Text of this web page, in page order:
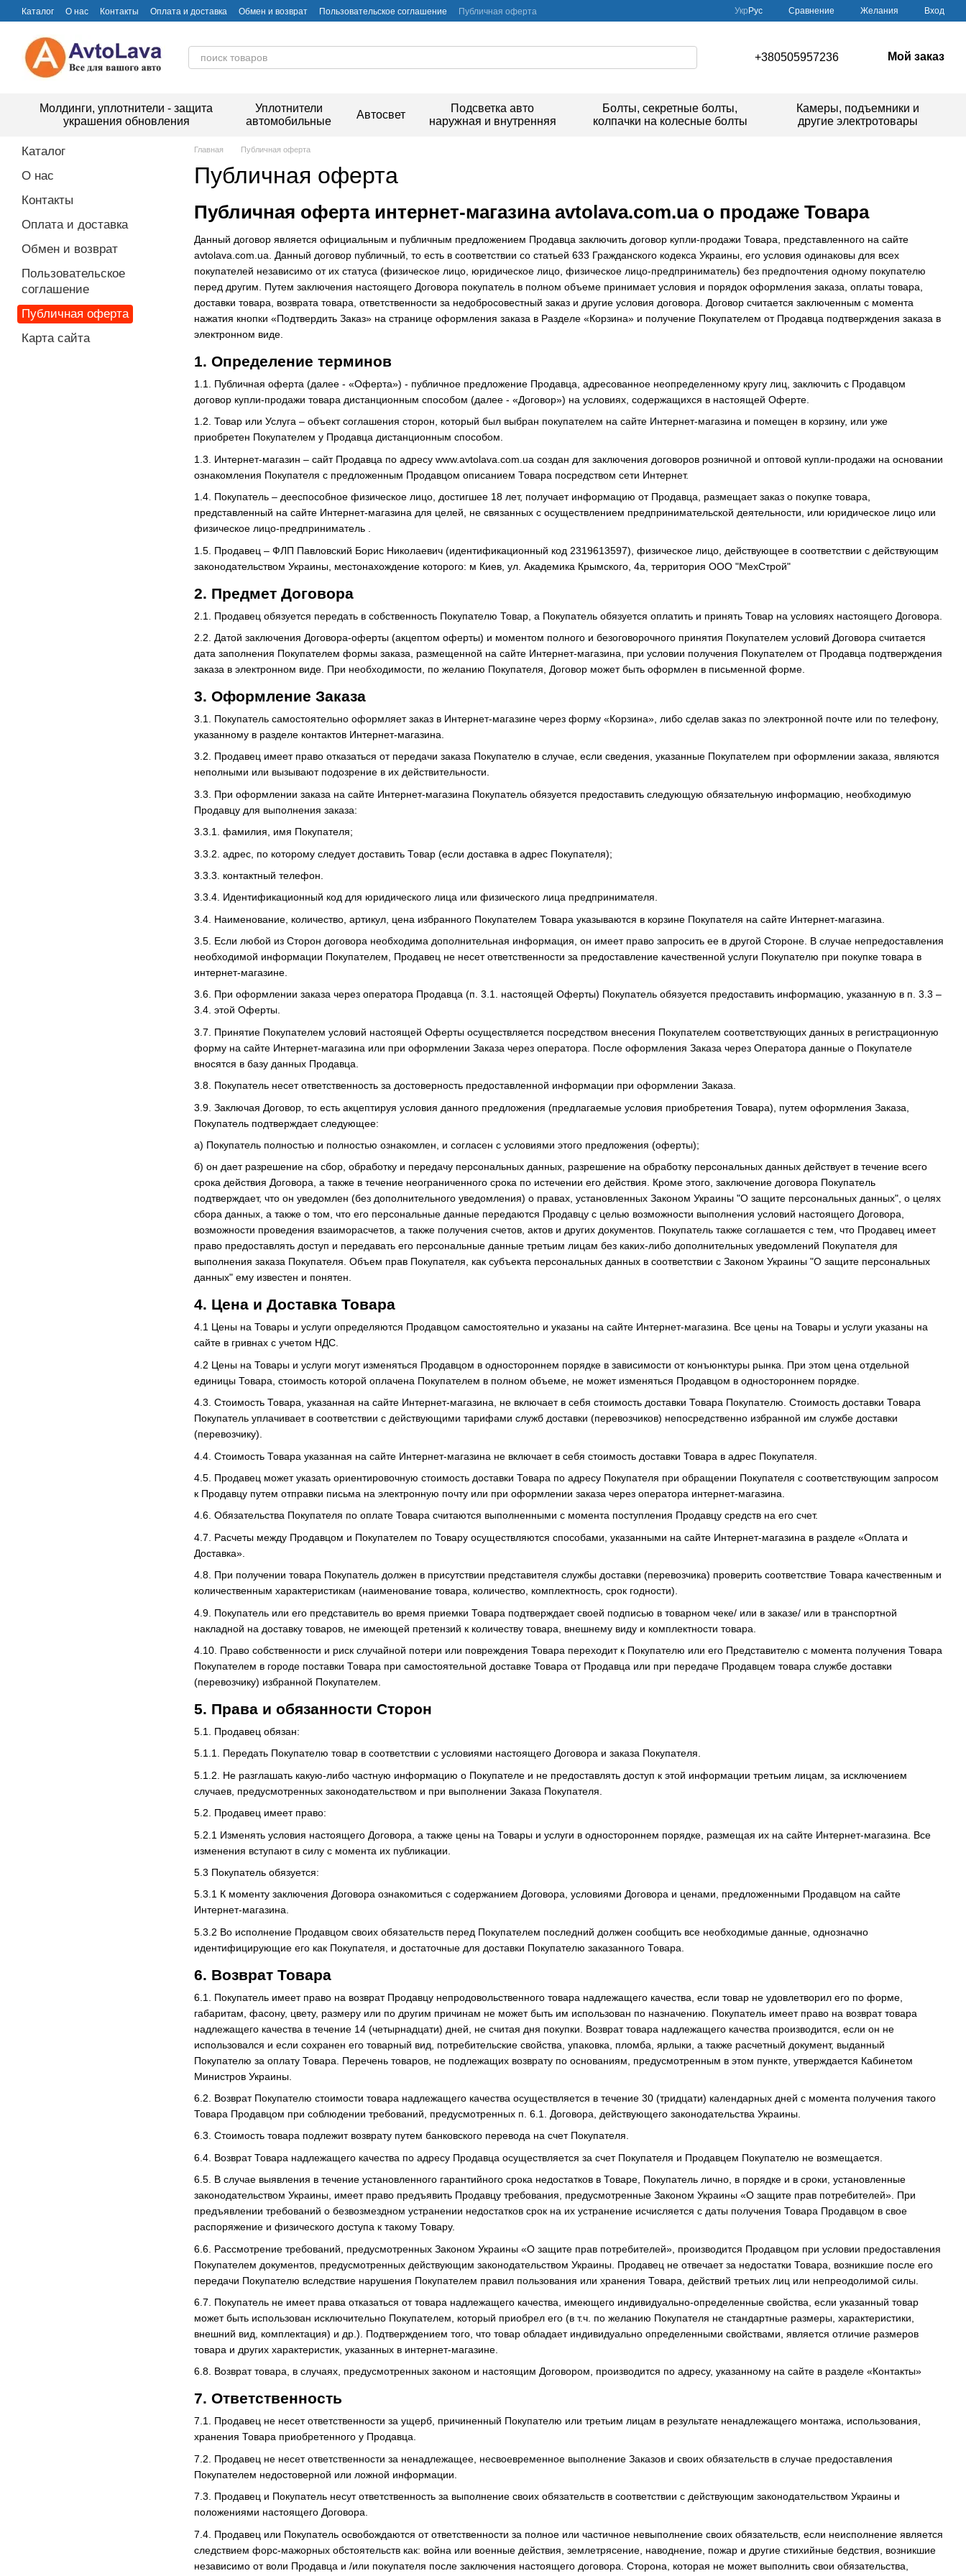
Перейти к основному контенту
Каталог О нас Контакты Оплата и доставка Обмен и возврат Пользовательское соглашение Публичная оферта Укр Рус Сравнение Желания Вход
+380505957236 Мой заказ
Молдинги, уплотнители - защита
украшения обновления
Уплотнители
автомобильные
Автосвет
Подсветка авто
наружная и внутренняя
Болты, секретные болты,
колпачки на колесные болты
Камеры, подъемники и
другие электротовары
Главная Публичная оферта
Публичная оферта
Публичная оферта интернет-магазина avtolava.com.ua о продаже Товара
Данный договор является официальным и публичным предложением Продавца заключить договор купли-продажи Товара, представленного на сайте
avtolava.com.ua. Данный договор публичный, то есть в соответствии со статьей 633 Гражданского кодекса Украины, его условия одинаковы для всех
покупателей независимо от их статуса (физическое лицо, юридическое лицо, физическое лицо-предприниматель) без предпочтения одному покупателю
перед другим. Путем заключения настоящего Договора покупатель в полном объеме принимает условия и порядок оформления заказа, оплаты товара,
доставки товара, возврата товара, ответственности за недобросовестный заказ и другие условия договора. Договор считается заключенным с момента
нажатия кнопки «Подтвердить Заказ» на странице оформления заказа в Разделе «Корзина» и получение Покупателем от Продавца подтверждения заказа в
электронном виде.
1. Определение терминов
1.1. Публичная оферта (далее - «Оферта») - публичное предложение Продавца, адресованное неопределенному кругу лиц, заключить с Продавцом
договор купли-продажи товара дистанционным способом (далее - «Договор») на условиях, содержащихся в настоящей Оферте.
1.2. Товар или Услуга – объект соглашения сторон, который был выбран покупателем на сайте Интернет-магазина и помещен в корзину, или уже
приобретен Покупателем у Продавца дистанционным способом.
1.3. Интернет-магазин – сайт Продавца по адресу www.avtolava.com.ua создан для заключения договоров розничной и оптовой купли-продажи на основании
ознакомления Покупателя с предложенным Продавцом описанием Товара посредством сети Интернет.
1.4. Покупатель – дееспособное физическое лицо, достигшее 18 лет, получает информацию от Продавца, размещает заказ о покупке товара,
представленный на сайте Интернет-магазина для целей, не связанных с осуществлением предпринимательской деятельности, или юридическое лицо или
физическое лицо-предприниматель .
1.5. Продавец – ФЛП Павловский Борис Николаевич (идентификационный код 2319613597), физическое лицо, действующее в соответствии с действующим
законодательством Украины, местонахождение которого: м Киев, ул. Академика Крымского, 4а, территория ООО "МехСтрой"
2. Предмет Договора
2.1. Продавец обязуется передать в собственность Покупателю Товар, а Покупатель обязуется оплатить и принять Товар на условиях настоящего Договора.
2.2. Датой заключения Договора-оферты (акцептом оферты) и моментом полного и безоговорочного принятия Покупателем условий Договора считается
дата заполнения Покупателем формы заказа, размещенной на сайте Интернет-магазина, при условии получения Покупателем от Продавца подтверждения
заказа в электронном виде. При необходимости, по желанию Покупателя, Договор может быть оформлен в письменной форме.
3. Оформление Заказа
3.1. Покупатель самостоятельно оформляет заказ в Интернет-магазине через форму «Корзина», либо сделав заказ по электронной почте или по телефону,
указанному в разделе контактов Интернет-магазина.
3.2. Продавец имеет право отказаться от передачи заказа Покупателю в случае, если сведения, указанные Покупателем при оформлении заказа, являются
неполными или вызывают подозрение в их действительности.
3.3. При оформлении заказа на сайте Интернет-магазина Покупатель обязуется предоставить следующую обязательную информацию, необходимую
Продавцу для выполнения заказа:
3.3.1. фамилия, имя Покупателя;
3.3.2. адрес, по которому следует доставить Товар (если доставка в адрес Покупателя);
3.3.3. контактный телефон.
3.3.4. Идентификационный код для юридического лица или физического лица предпринимателя.
3.4. Наименование, количество, артикул, цена избранного Покупателем Товара указываются в корзине Покупателя на сайте Интернет-магазина.
3.5. Если любой из Сторон договора необходима дополнительная информация, он имеет право запросить ее в другой Стороне. В случае непредоставления
необходимой информации Покупателем, Продавец не несет ответственности за предоставление качественной услуги Покупателю при покупке товара в
интернет-магазине.
3.6. При оформлении заказа через оператора Продавца (п. 3.1. настоящей Оферты) Покупатель обязуется предоставить информацию, указанную в п. 3.3 –
3.4. этой Оферты.
3.7. Принятие Покупателем условий настоящей Оферты осуществляется посредством внесения Покупателем соответствующих данных в регистрационную
форму на сайте Интернет-магазина или при оформлении Заказа через оператора. После оформления Заказа через Оператора данные о Покупателе
вносятся в базу данных Продавца.
3.8. Покупатель несет ответственность за достоверность предоставленной информации при оформлении Заказа.
3.9. Заключая Договор, то есть акцептируя условия данного предложения (предлагаемые условия приобретения Товара), путем оформления Заказа,
Покупатель подтверждает следующее:
а) Покупатель полностью и полностью ознакомлен, и согласен с условиями этого предложения (оферты);
б) он дает разрешение на сбор, обработку и передачу персональных данных, разрешение на обработку персональных данных действует в течение всего
срока действия Договора, а также в течение неограниченного срока по истечении его действия. Кроме этого, заключение договора Покупатель
подтверждает, что он уведомлен (без дополнительного уведомления) о правах, установленных Законом Украины "О защите персональных данных", о целях
сбора данных, а также о том, что его персональные данные передаются Продавцу с целью возможности выполнения условий настоящего Договора,
возможности проведения взаиморасчетов, а также получения счетов, актов и других документов. Покупатель также соглашается с тем, что Продавец имеет
право предоставлять доступ и передавать его персональные данные третьим лицам без каких-либо дополнительных уведомлений Покупателя для
выполнения заказа Покупателя. Объем прав Покупателя, как субъекта персональных данных в соответствии с Законом Украины "О защите персональных
данных" ему известен и понятен.
4. Цена и Доставка Товара
4.1 Цены на Товары и услуги определяются Продавцом самостоятельно и указаны на сайте Интернет-магазина. Все цены на Товары и услуги указаны на
сайте в гривнах с учетом НДС.
4.2 Цены на Товары и услуги могут изменяться Продавцом в одностороннем порядке в зависимости от конъюнктуры рынка. При этом цена отдельной
единицы Товара, стоимость которой оплачена Покупателем в полном объеме, не может изменяться Продавцом в одностороннем порядке.
4.3. Стоимость Товара, указанная на сайте Интернет-магазина, не включает в себя стоимость доставки Товара Покупателю. Стоимость доставки Товара
Покупатель уплачивает в соответствии с действующими тарифами служб доставки (перевозчиков) непосредственно избранной им службе доставки
(перевозчику).
4.4. Стоимость Товара указанная на сайте Интернет-магазина не включает в себя стоимость доставки Товара в адрес Покупателя.
4.5. Продавец может указать ориентировочную стоимость доставки Товара по адресу Покупателя при обращении Покупателя с соответствующим запросом
к Продавцу путем отправки письма на электронную почту или при оформлении заказа через оператора интернет-магазина.
4.6. Обязательства Покупателя по оплате Товара считаются выполненными с момента поступления Продавцу средств на его счет.
4.7. Расчеты между Продавцом и Покупателем по Товару осуществляются способами, указанными на сайте Интернет-магазина в разделе «Оплата и
Доставка».
4.8. При получении товара Покупатель должен в присутствии представителя службы доставки (перевозчика) проверить соответствие Товара качественным и
количественным характеристикам (наименование товара, количество, комплектность, срок годности).
4.9. Покупатель или его представитель во время приемки Товара подтверждает своей подписью в товарном чеке/ или в заказе/ или в транспортной
накладной на доставку товаров, не имеющей претензий к количеству товара, внешнему виду и комплектности товара.
4.10. Право собственности и риск случайной потери или повреждения Товара переходит к Покупателю или его Представителю с момента получения Товара
Покупателем в городе поставки Товара при самостоятельной доставке Товара от Продавца или при передаче Продавцем товара службе доставки
(перевозчику) избранной Покупателем.
5. Права и обязанности Сторон
5.1. Продавец обязан:
5.1.1. Передать Покупателю товар в соответствии с условиями настоящего Договора и заказа Покупателя.
5.1.2. Не разглашать какую-либо частную информацию о Покупателе и не предоставлять доступ к этой информации третьим лицам, за исключением
случаев, предусмотренных законодательством и при выполнении Заказа Покупателя.
5.2. Продавец имеет право:
5.2.1 Изменять условия настоящего Договора, а также цены на Товары и услуги в одностороннем порядке, размещая их на сайте Интернет-магазина. Все
изменения вступают в силу с момента их публикации.
5.3 Покупатель обязуется:
5.3.1 К моменту заключения Договора ознакомиться с содержанием Договора, условиями Договора и ценами, предложенными Продавцом на сайте
Интернет-магазина.
5.3.2 Во исполнение Продавцом своих обязательств перед Покупателем последний должен сообщить все необходимые данные, однозначно
идентифицирующие его как Покупателя, и достаточные для доставки Покупателю заказанного Товара.
6. Возврат Товара
6.1. Покупатель имеет право на возврат Продавцу непродовольственного товара надлежащего качества, если товар не удовлетворил его по форме,
габаритам, фасону, цвету, размеру или по другим причинам не может быть им использован по назначению. Покупатель имеет право на возврат товара
надлежащего качества в течение 14 (четырнадцати) дней, не считая дня покупки. Возврат товара надлежащего качества производится, если он не
использовался и если сохранен его товарный вид, потребительские свойства, упаковка, пломба, ярлыки, а также расчетный документ, выданный
Покупателю за оплату Товара. Перечень товаров, не подлежащих возврату по основаниям, предусмотренным в этом пункте, утверждается Кабинетом
Министров Украины.
6.2. Возврат Покупателю стоимости товара надлежащего качества осуществляется в течение 30 (тридцати) календарных дней с момента получения такого
Товара Продавцом при соблюдении требований, предусмотренных п. 6.1. Договора, действующего законодательства Украины.
6.3. Стоимость товара подлежит возврату путем банковского перевода на счет Покупателя.
6.4. Возврат Товара надлежащего качества по адресу Продавца осуществляется за счет Покупателя и Продавцем Покупателю не возмещается.
6.5. В случае выявления в течение установленного гарантийного срока недостатков в Товаре, Покупатель лично, в порядке и в сроки, установленные
законодательством Украины, имеет право предъявить Продавцу требования, предусмотренные Законом Украины «О защите прав потребителей». При
предъявлении требований о безвозмездном устранении недостатков срок на их устранение исчисляется с даты получения Товара Продавцом в свое
распоряжение и физического доступа к такому Товару.
6.6. Рассмотрение требований, предусмотренных Законом Украины «О защите прав потребителей», производится Продавцом при условии предоставления
Покупателем документов, предусмотренных действующим законодательством Украины. Продавец не отвечает за недостатки Товара, возникшие после его
передачи Покупателю вследствие нарушения Покупателем правил пользования или хранения Товара, действий третьих лиц или непреодолимой силы.
6.7. Покупатель не имеет права отказаться от товара надлежащего качества, имеющего индивидуально-определенные свойства, если указанный товар
может быть использован исключительно Покупателем, который приобрел его (в т.ч. по желанию Покупателя не стандартные размеры, характеристики,
внешний вид, комплектация) и др.). Подтверждением того, что товар обладает индивидуально определенными свойствами, является отличие размеров
товара и других характеристик, указанных в интернет-магазине.
6.8. Возврат товара, в случаях, предусмотренных законом и настоящим Договором, производится по адресу, указанному на сайте в разделе «Контакты»
7. Ответственность
7.1. Продавец не несет ответственности за ущерб, причиненный Покупателю или третьим лицам в результате ненадлежащего монтажа, использования,
хранения Товара приобретенного у Продавца.
7.2. Продавец не несет ответственности за ненадлежащее, несвоевременное выполнение Заказов и своих обязательств в случае предоставления
Покупателем недостоверной или ложной информации.
7.3. Продавец и Покупатель несут ответственность за выполнение своих обязательств в соответствии с действующим законодательством Украины и
положениями настоящего Договора.
7.4. Продавец или Покупатель освобождаются от ответственности за полное или частичное невыполнение своих обязательств, если неисполнение является
следствием форс-мажорных обстоятельств как: война или военные действия, землетрясение, наводнение, пожар и другие стихийные бедствия, возникшие
независимо от воли Продавца и /или покупателя после заключения настоящего договора. Сторона, которая не может выполнить свои обязательства,
Каталог
О нас
Контакты
Оплата и доставка
Обмен и возврат
Пользовательское
соглашение
Публичная оферта
Карта сайта